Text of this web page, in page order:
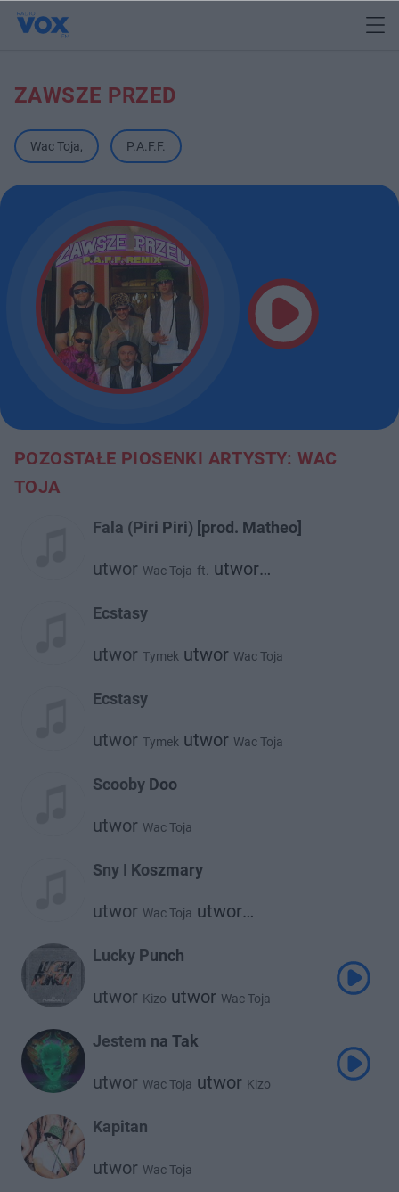
ZAWSZE PRZED
Wac Toja, P.A.F.F.
POZOSTAŁE PIOSENKI ARTYSTY: WAC
TOJA
Fala (Piri Piri) [prod. Matheo]
utwor Wac Toja ft. utwor
Ecstasy
utwor Tymek utwor Wac Toja
Ecstasy
utwor Tymek utwor Wac Toja
Scooby Doo
utwor Wac Toja
Sny I Koszmary
utwor Wac Toja utwor
Lucky Punch
utwor Kizo utwor Wac Toja
Jestem na Tak
utwor Wac Toja utwor Kizo
Kapitan
utwor Wac Toja